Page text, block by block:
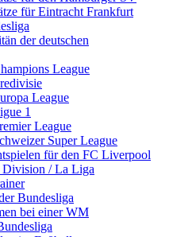
für Eintracht Frankfurt
der deutschen
League
League
1
League
Super League
für den FC Liverpool
Division / La Liga
Bundesliga
bei einer WM